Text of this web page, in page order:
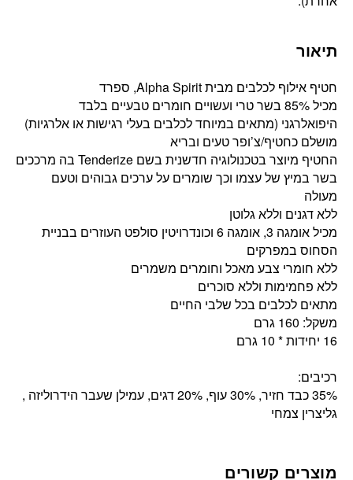
תיאור
חטיף אילוף לכלבים מבית Alpha Spirit, ספרד
מכיל 85% בשר טרי ועשויים חומרים טבעיים בלבד
היפואלרגני (מתאים במיוחד לכלבים בעלי רגישות או אלרגיות)
מושלם כחטיף/צ’ופר טעים ובריא
החטיף מיוצר בטכנולוגיה חדשנית בשם Tenderize בה מרככים
בשר במיץ של עצמו וכך שומרים על ערכים גבוהים וטעם
מעולה
ללא דגנים וללא גלוטן
מכיל אומגה 3, אומגה 6 וכונדרויטין סולפט העוזרים בבניית
הסחוס במפרקים
ללא חומרי צבע מאכל וחומרים משמרים
ללא פחמימות וללא סוכרים
מתאים לכלבים בכל שלבי החיים
משקל: 160 גרם
16 יחידות * 10 גרם
רכיבים:
35% כבד חזיר, 30% עוף, 20% דגים, עמילן שעבר הידרוליזה ,
גליצרין צמחי
מוצרים קשורים